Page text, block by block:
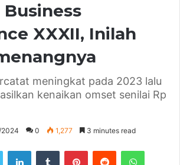
XXXII, Inilah
meningkat pada 2023 lalu
kenaikan omset senilai Rp
0 1,277 3 minutes read
Twitter LinkedInTumblr PinterestReddit